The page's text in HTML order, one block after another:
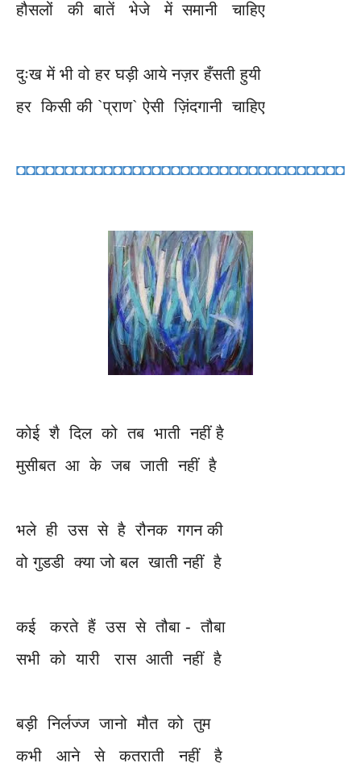
हौसलों की बातें भेजे में समानी चाहिए
दुःख में भी वो हर घड़ी आये नज़र हँसती हुयी
हर किसी की `प्राण` ऐसी ज़िंदगानी चाहिए
◘◘◘◘◘◘◘◘◘◘◘◘◘◘◘◘◘◘◘◘◘◘◘◘◘◘◘◘◘◘◘◘◘◘
कोई शै दिल को तब भाती नहीं है
मुसीबत आ के जब जाती नहीं है
भले ही उस से है रौनक गगन की
वो गुडडी क्या जो बल खाती नहीं है
कई करते हैं उस से तौबा - तौबा
सभी को यारी रास आती नहीं है
बड़ी निर्लज्ज जानो मौत को तुम
कभी आने से कतराती नहीं है